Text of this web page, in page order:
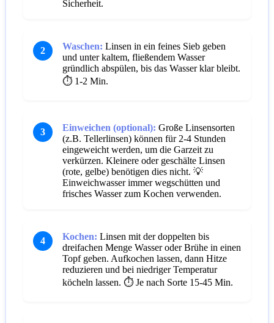
Sicherheit.
2 Waschen: Linsen in ein feines Sieb geben
und unter kaltem, fließendem Wasser
gründlich abspülen, bis das Wasser klar bleibt.
⏱️ 1-2 Min.
3 Einweichen (optional): Große Linsensorten
(z.B. Tellerlinsen) können für 2-4 Stunden
eingeweicht werden, um die Garzeit zu
verkürzen. Kleinere oder geschälte Linsen
(rote, gelbe) benötigen dies nicht. 💡
Einweichwasser immer wegschütten und
frisches Wasser zum Kochen verwenden.
4 Kochen: Linsen mit der doppelten bis
dreifachen Menge Wasser oder Brühe in einen
Topf geben. Aufkochen lassen, dann Hitze
reduzieren und bei niedriger Temperatur
köcheln lassen. ⏱️ Je nach Sorte 15-45 Min.